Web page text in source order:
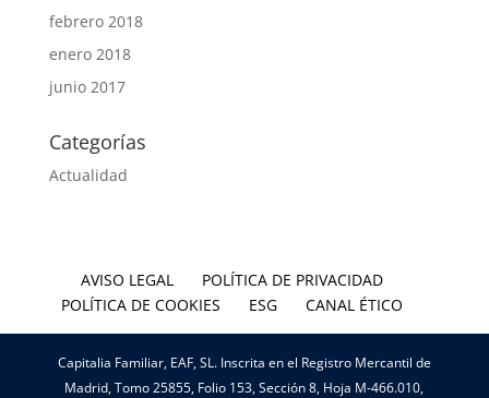
febrero 2018
enero 2018
junio 2017
Categorías
Actualidad
AVISO LEGAL
POLÍTICA DE PRIVACIDAD
POLÍTICA DE COOKIES
ESG CANAL ÉTICO
Capitalia Familiar, EAF, SL. Inscrita en el Registro Mercantil de
Madrid, Tomo 25855, Folio 153, Sección 8, Hoja M-466.010,